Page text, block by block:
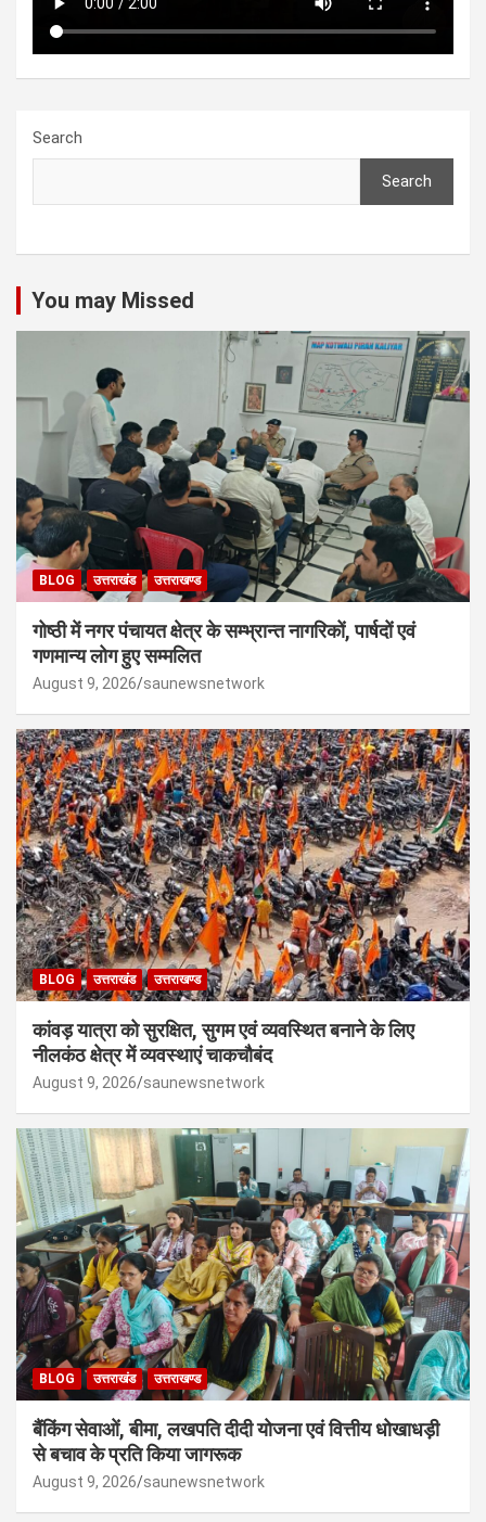
Search
Search
You may Missed
BLOG उत्तराखंड उत्तराखण्ड
गोष्ठी में नगर पंचायत क्षेत्र के सम्भ्रान्त नागरिकों, पार्षदों एवं
गणमान्य लोग हुए सम्मलित
August 9, 2026 saunewsnetwork
BLOG उत्तराखंड उत्तराखण्ड
कांवड़ यात्रा को सुरक्षित, सुगम एवं व्यवस्थित बनाने के लिए
नीलकंठ क्षेत्र में व्यवस्थाएं चाकचौबंद
August 9, 2026 saunewsnetwork
BLOG उत्तराखंड उत्तराखण्ड
बैंकिंग सेवाओं, बीमा, लखपति दीदी योजना एवं वित्तीय धोखाधड़ी
से बचाव के प्रति किया जागरूक
August 9, 2026 saunewsnetwork